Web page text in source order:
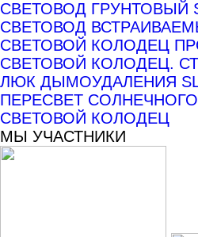
СВЕТОВОД ГРУНТОВЫЙ
СВЕТОВОД
СВЕТОВОЙ КОЛОДЕЦ
СВЕТОВОЙ КОЛОДЕЦ.
ЛЮК ДЫМОУДАЛЕНИЯ
ПЕРЕСВЕТ
СВЕТОВОЙ КОЛОДЕЦ
МЫ УЧАСТНИКИ